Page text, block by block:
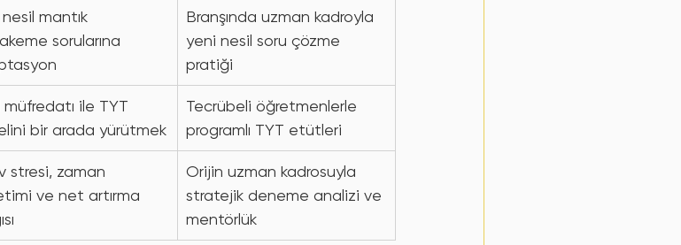
mantık
sorularına
Branşında uzman kadroyla
yeni nesil soru çözme
pratiği
müfredatı ile TYT
bir arada yürütmek
Tecrübeli öğretmenlerle
programlı TYT etütleri
stresi, zaman
ve net artırma
Orijin uzman kadrosuyla
stratejik deneme analizi ve
mentörlük